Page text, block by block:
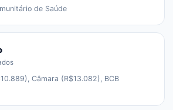
de Saúde
Câmara (R$13.082), BCB